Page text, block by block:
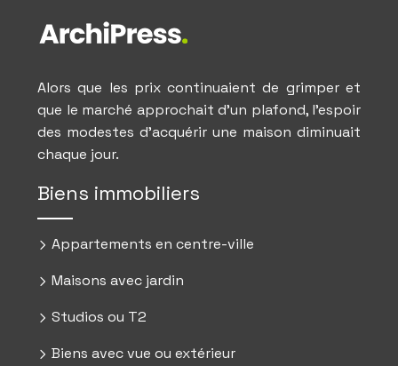
Alors que les prix continuaient de grimper et
que le marché approchait d’un plafond, l’espoir
des modestes d’acquérir une maison diminuait
chaque jour.
Biens immobiliers
Appartements en centre-ville
Maisons avec jardin
Studios ou T2
Biens avec vue ou extérieur